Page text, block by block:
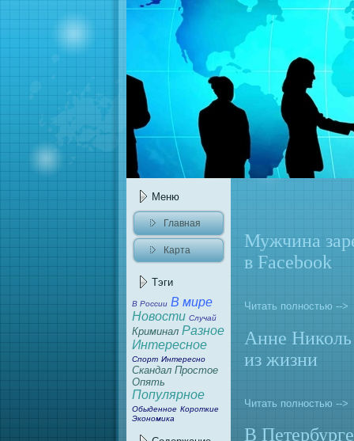
Меню
Главнaя
Карта
Тэги
В России В мире
Новости Случай
Криминaл Разное
Интересное
Спорт Интересно
Скандал Простое
Опять
Популярное
Обыденное Короткие
Экономика
Мужчинa
в Facebook
Читать полностью -->
Аннe
из жизни
Читать полностью -->
В